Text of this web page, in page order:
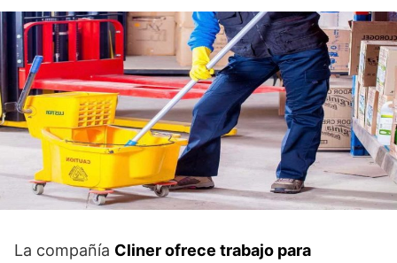
La compañía Cliner ofrece trabajo para